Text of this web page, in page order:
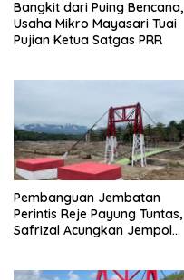
Bangkit dari Puing Bencana,
Usaha Mikro Mayasari Tuai
Pujian Ketua Satgas PRR
Pembanguan Jembatan
Perintis Reje Payung Tuntas,
Safrizal Acungkan Jempol